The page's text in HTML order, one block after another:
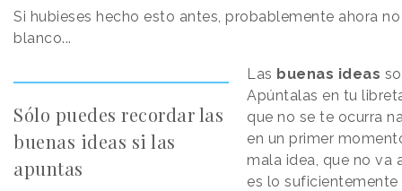
Si hubieses hecho esto antes, probablemente ahora
blanco...
Sólo puedes recordar las
buenas ideas si las
apuntas
Las buenas ideas
Apúntalas en tu
que no se te ocurra
en un primer
mala idea, que no va
es lo suficientemente